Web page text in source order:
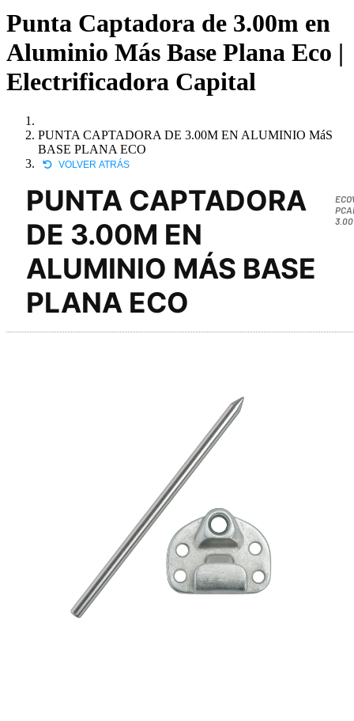
Punta Captadora de 3.00m en
Aluminio Más Base Plana Eco |
Electrificadora Capital
PUNTA CAPTADORA DE 3.00M EN ALUMINIO MáS
BASE PLANA ECO
VOLVER ATRÁS
PUNTA CAPTADORA
DE 3.00M EN
ALUMINIO MÁS BASE
PLANA ECO
3.00